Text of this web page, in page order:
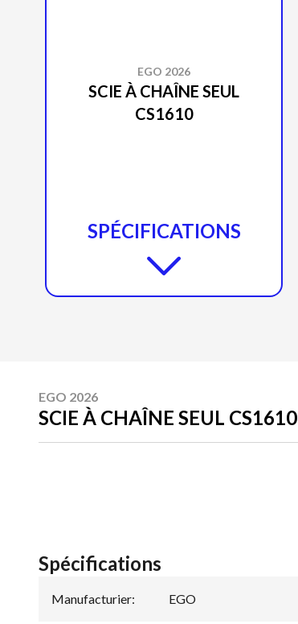
EGO 2026
SCIE À CHAÎNE SEUL
CS1610
SPÉCIFICATIONS
EGO 2026
SCIE À CHAÎNE SEUL CS1610
Spécifications
Manufacturier: EGO